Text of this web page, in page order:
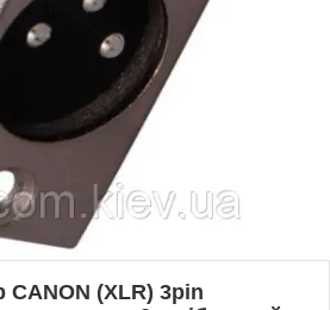
CANON (XLR) 3pin